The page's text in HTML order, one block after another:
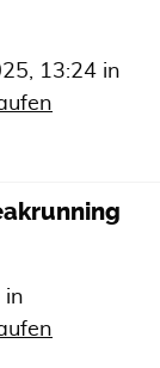
13:24 in
in